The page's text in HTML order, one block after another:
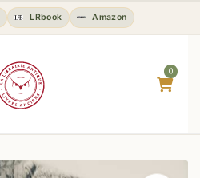
LRbook Amazon
0